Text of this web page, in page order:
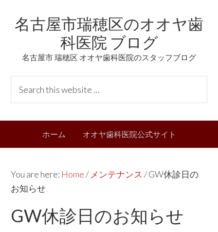
links
primary
content
primary
名古屋市瑞穂区のオオヤ歯
科医院 ブログ
名古屋市 瑞穂区 オオヤ歯科医院のスタッフブログ
Header
Right
i
s
w
navigation
ホーム オオヤ歯科医院公式サイト
You are here: Home/ メンテナンス /GW休診日の
お知らせ
GW休診日のお知らせ